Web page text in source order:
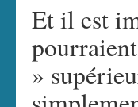
Et il est
»